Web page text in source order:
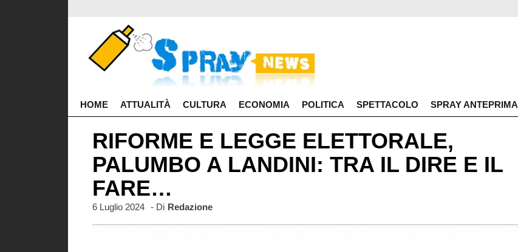
HOME ATTUALITÀ CULTURA ECONOMIA POLITICA SPETTACOLO SPRAY ANTEPRIMA
RIFORME E LEGGE ELETTORALE,
PALUMBO A LANDINI: TRA IL DIRE E IL
FARE…
6 Luglio 2024 - Di Redazione